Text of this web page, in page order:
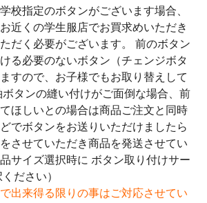
校指定のボタンがございます場合、
近くの学生服店でお買求めいただき
だく必要がございます。 前のボタン
る必要のないボタン（チェンジボタ
すので、お子様でもお取り替えして
タンの縫い付けがご面倒な場合、前
ほしいとの場合は商品ご注文と同時
でボタンをお送りいただけましたら
させていただき商品を発送させてい
サイズ選択時に ボタン取り付けサー
ください）
出来得る限りの事はご対応させてい